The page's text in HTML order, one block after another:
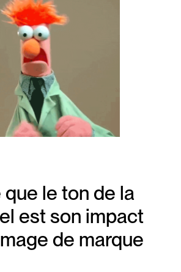
le ton de la
est son impact
de marque